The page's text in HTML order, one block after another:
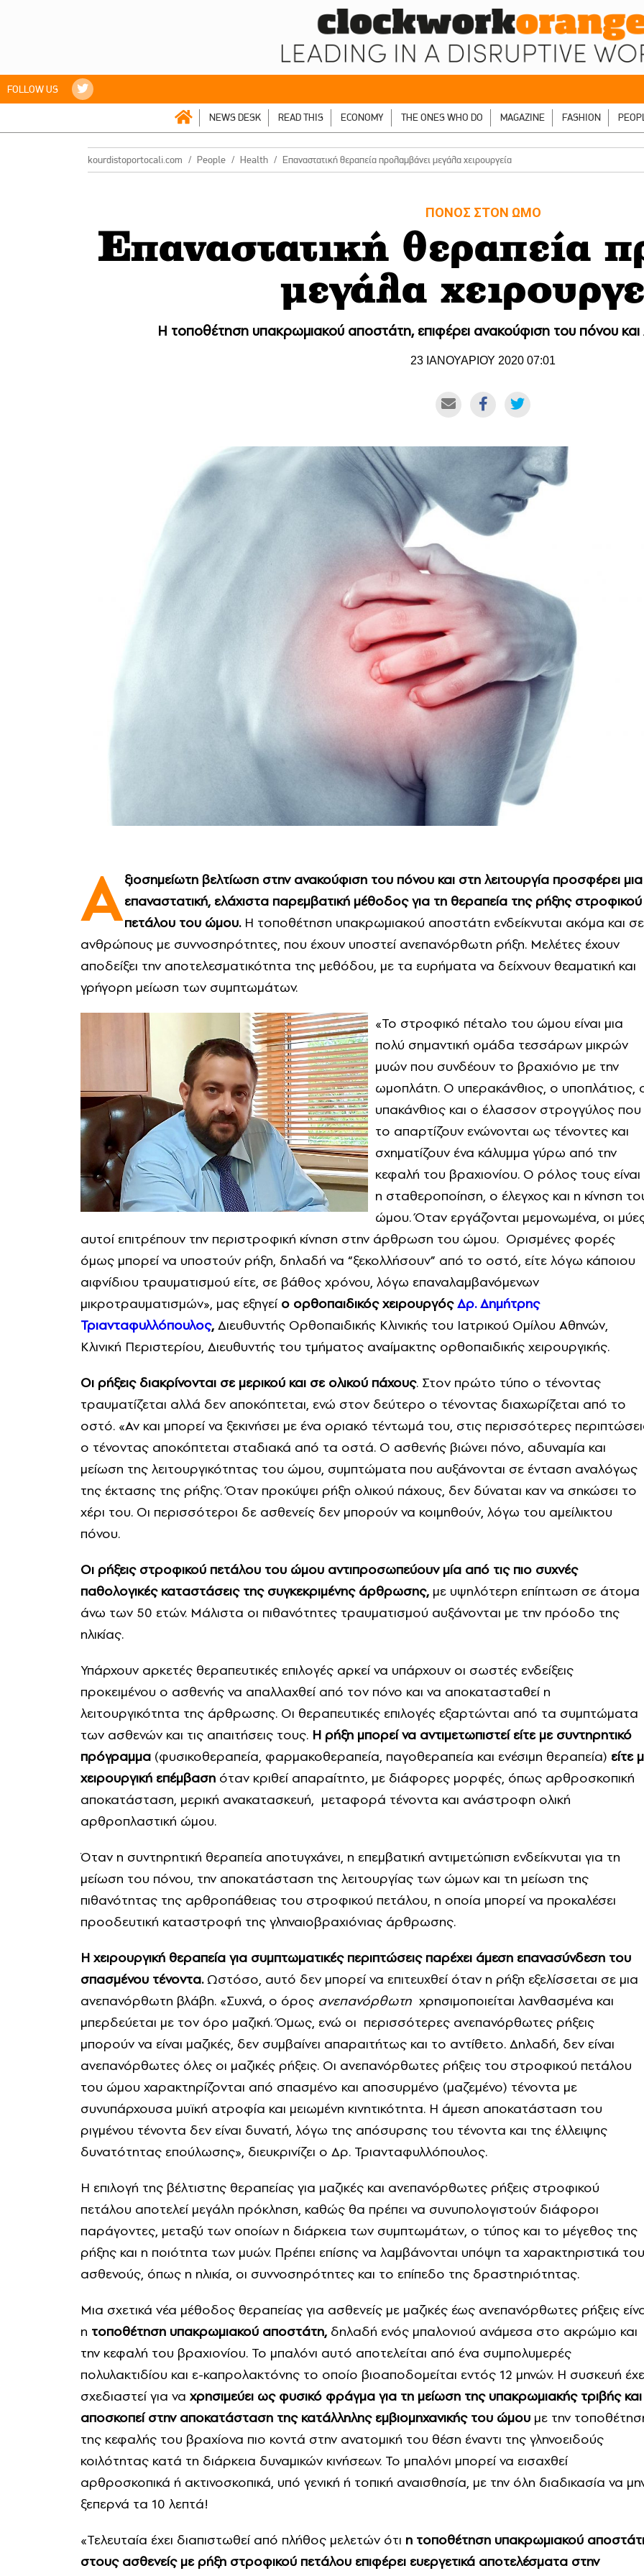
FOLLOW US
NEWS DESK READ THIS ECONOMY THE ONES WHO DO MAGAZINE FASHION
kourdistoportocali.com People Health Επαναστατική θεραπεία προλαμβάνει μεγάλα χειρουργεία
ΠΟΝΟΣ ΣΤΟΝ ΩΜΟ
Επαναστατική θεραπεία
μεγάλα
Η τοποθέτηση υπακρωμιακού αποστάτη, επιφέρει ανακούφιση του πόνου και
23 ΙΑΝΟΥΑΡΙΟΥ 2020 07:01
Α ξιοσημείωτη βελτίωση στην ανακούφιση του πόνου και στη λειτουργία προσφέρει μια
επαναστατική, ελάχιστα παρεμβατική μέθοδος για τη θεραπεία της ρήξης στροφικού
πετάλου του ώμου.Η τοποθέτηση υπακρωμιακού αποστάτη ενδείκνυται ακόμα και σε
ανθρώπους με συννοσηρότητες, που έχουν υποστεί ανεπανόρθωτη ρήξη. Μελέτες έχουν
αποδείξει την αποτελεσματικότητα της μεθόδου, με τα ευρήματα να δείχνουν θεαματική και
γρήγορη μείωση των συμπτωμάτων.
«Το στροφικό πέταλο του ώμου είναι μια
πολύ σημαντική ομάδα τεσσάρων μικρών
μυών που συνδέουν το βραχιόνιο με την
ωμοπλάτη. Ο υπερακάνθιος, ο υποπλάτιος,
υπακάνθιος και ο έλασσον στρογγύλος που
το απαρτίζουν ενώνονται ως τένοντες και
σχηματίζουν ένα κάλυμμα γύρω από την
κεφαλή του βραχιονίου. Ο ρόλος τους είναι
η σταθεροποίηση, ο έλεγχος και η κίνηση
ώμου. Όταν εργάζονται μεμονωμένα, οι
αυτοί επιτρέπουν την περιστροφική κίνηση στην άρθρωση του ώμου. Ορισμένες φορές
όμως μπορεί να υποστούν ρήξη, δηλαδή να “ξεκολλήσουν” από το οστό, είτε λόγω κάποιου
αιφνίδιου τραυματισμού είτε, σε βάθος χρόνου, λόγω επαναλαμβανόμενων
μικροτραυματισμών», μας εξηγεί ο ορθοπαιδικός χειρουργόςΔρ. Δημήτρης
Τριανταφυλλόπουλος, Διευθυντής Ορθοπαιδικής Κλινικής του Ιατρικού Ομίλου Αθηνών,
Κλινική Περιστερίου, Διευθυντής του τμήματος αναίμακτης ορθοπαιδικής χειρουργικής.
Οι ρήξεις διακρίνονται σε μερικού και σε ολικού πάχους. Στον πρώτο τύπο ο τένοντας
τραυματίζεται αλλά δεν αποκόπτεται, ενώ στον δεύτερο ο τένοντας διαχωρίζεται από το
οστό. «Αν και μπορεί να ξεκινήσει με ένα οριακό τέντωμά του, στις περισσότερες
ο τένοντας αποκόπτεται σταδιακά από τα οστά. Ο ασθενής βιώνει πόνο, αδυναμία και
μείωση της λειτουργικότητας του ώμου, συμπτώματα που αυξάνονται σε ένταση αναλόγως
της έκτασης της ρήξης. Όταν προκύψει ρήξη ολικού πάχους, δεν δύναται καν να σηκώσει το
χέρι του. Οι περισσότεροι δε ασθενείς δεν μπορούν να κοιμηθούν, λόγω του αμείλικτου
πόνου.
Οι ρήξεις στροφικού πετάλου του ώμου αντιπροσωπεύουν μία από τις πιο συχνές
παθολογικές καταστάσεις της συγκεκριμένης άρθρωσης, με υψηλότερη επίπτωση σε άτομα
άνω των 50 ετών. Μάλιστα οι πιθανότητες τραυματισμού αυξάνονται με την πρόοδο της
ηλικίας.
Υπάρχουν αρκετές θεραπευτικές επιλογές αρκεί να υπάρχουν οι σωστές ενδείξεις
προκειμένου ο ασθενής να απαλλαχθεί από τον πόνο και να αποκατασταθεί η
λειτουργικότητα της άρθρωσης. Οι θεραπευτικές επιλογές εξαρτώνται από τα συμπτώματα
των ασθενών και τις απαιτήσεις τους. Η ρήξη μπορεί να αντιμετωπιστεί είτε με συντηρητικό
πρόγραμμα (φυσικοθεραπεία, φαρμακοθεραπεία, παγοθεραπεία και ενέσιμη θεραπεία) είτε
χειρουργική επέμβαση όταν κριθεί απαραίτητο, με διάφορες μορφές, όπως αρθροσκοπική
αποκατάσταση, μερική ανακατασκευή, μεταφορά τένοντα και ανάστροφη ολική
αρθροπλαστική ώμου.
Όταν η συντηρητική θεραπεία αποτυγχάνει, η επεμβατική αντιμετώπιση ενδείκνυται για τη
μείωση του πόνου, την αποκατάσταση της λειτουργίας των ώμων και τη μείωση της
πιθανότητας της αρθροπάθειας του στροφικού πετάλου, η οποία μπορεί να προκαλέσει
προοδευτική καταστροφή της γληναιοβραχιόνιας άρθρωσης.
Η χειρουργική θεραπεία για συμπτωματικές περιπτώσεις παρέχει άμεση επανασύνδεση του
σπασμένου τένοντα.Ωστόσο, αυτό δεν μπορεί να επιτευχθεί όταν η ρήξη εξελίσσεται σε μια
ανεπανόρθωτη βλάβη. «Συχνά, ο όρος ανεπανόρθωτη χρησιμοποιείται λανθασμένα και
μπερδεύεται με τον όρο μαζική. Όμως, ενώ οι περισσότερες ανεπανόρθωτες ρήξεις
μπορούν να είναι μαζικές, δεν συμβαίνει απαραιτήτως και το αντίθετο. Δηλαδή, δεν είναι
ανεπανόρθωτες όλες οι μαζικές ρήξεις. Οι ανεπανόρθωτες ρήξεις του στροφικού πετάλου
του ώμου χαρακτηρίζονται από σπασμένο και αποσυρμένο (μαζεμένο) τένοντα με
συνυπάρχουσα μυϊκή ατροφία και μειωμένη κινητικότητα. Η άμεση αποκατάσταση του
ριγμένου τένοντα δεν είναι δυνατή, λόγω της απόσυρσης του τένοντα και της έλλειψης
δυνατότητας επούλωσης», διευκρινίζει ο Δρ. Τριανταφυλλόπουλος.
Η επιλογή της βέλτιστης θεραπείας για μαζικές και ανεπανόρθωτες ρήξεις στροφικού
πετάλου αποτελεί μεγάλη πρόκληση, καθώς θα πρέπει να συνυπολογιστούν διάφοροι
παράγοντες, μεταξύ των οποίων η διάρκεια των συμπτωμάτων, ο τύπος και το μέγεθος της
ρήξης και η ποιότητα των μυών. Πρέπει επίσης να λαμβάνονται υπόψη τα χαρακτηριστικά του
ασθενούς, όπως η ηλικία, οι συννοσηρότητες και το επίπεδο της δραστηριότητας.
Μια σχετικά νέα μέθοδος θεραπείας για ασθενείς με μαζικές έως ανεπανόρθωτες ρήξεις
η τοποθέτηση υπακρωμιακού αποστάτη, δηλαδή ενός μπαλονιού ανάμεσα στο ακρώμιο και
την κεφαλή του βραχιονίου. Το μπαλόνι αυτό αποτελείται από ένα συμπολυμερές
πολυλακτιδίου και ε-καπρολακτόνης το οποίο βιοαποδομείται εντός 12 μηνών. Η συσκευή
σχεδιαστεί για να χρησιμεύει ως φυσικό φράγμα για τη μείωση της υπακρωμιακής τριβής και
αποσκοπεί στην αποκατάσταση της κατάλληλης εμβιομηχανικής του ώμου με την
της κεφαλής του βραχίονα πιο κοντά στην ανατομική του θέση έναντι της γληνοειδούς
κοιλότητας κατά τη διάρκεια δυναμικών κινήσεων. Το μπαλόνι μπορεί να εισαχθεί
αρθροσκοπικά ή ακτινοσκοπικά, υπό γενική ή τοπική αναισθησία, με την όλη διαδικασία να
ξεπερνά τα 10 λεπτά!
«Τελευταία έχει διαπιστωθεί από πλήθος μελετών ότι η τοποθέτηση υπακρωμιακού
στους ασθενείς με ρήξη στροφικού πετάλου επιφέρει ευεργετικά αποτελέσματα στην